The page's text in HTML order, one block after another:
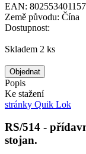
EAN:
Země původu: Čína
Dostupnost:
Skladem 2 ks
Objednat
Popis
Ke stažení
stránky Quik Lok
RS/514 -
stojan.